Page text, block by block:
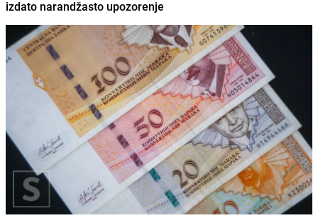
izdato narandžasto upozorenje